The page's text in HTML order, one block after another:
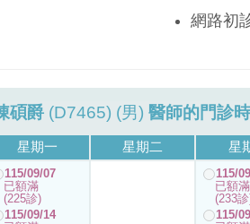
網路初